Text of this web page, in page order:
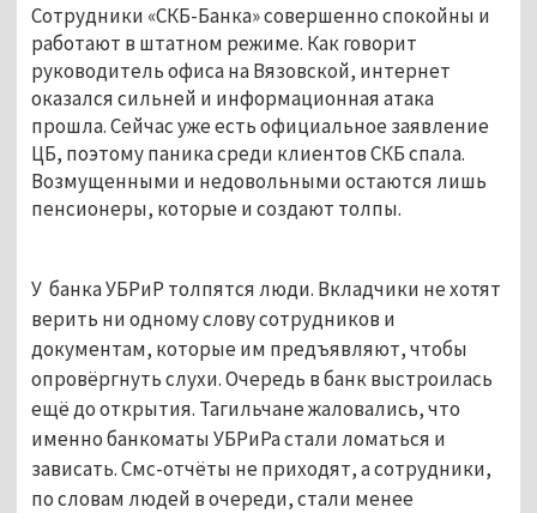
Сотрудники «СКБ-Банка» совершенно спокойны и
работают в штатном режиме. Как говорит
руководитель офиса на Вязовской, интернет
оказался сильней и информационная атака
прошла. Сейчас уже есть официальное заявление
ЦБ, поэтому паника среди клиентов СКБ спала.
Возмущенными и недовольными остаются лишь
пенсионеры, которые и создают толпы.
У банка УБРиР толпятся люди. Вкладчики не хотят
верить ни одному слову сотрудников и
документам, которые им предъявляют, чтобы
опровёргнуть слухи. Очередь в банк выстроилась
ещё до открытия. Тагильчане жаловались, что
именно банкоматы УБРиРа стали ломаться и
зависать. Смс-отчёты не приходят, а сотрудники,
по словам людей в очереди, стали менее